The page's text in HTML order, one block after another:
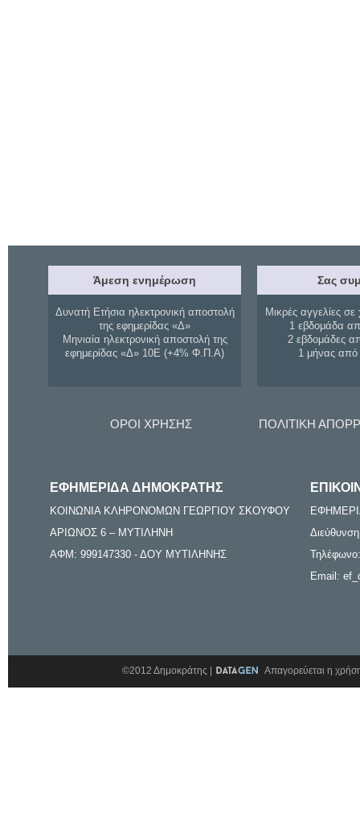
Άμεση ενημέρωση
Δυνατή Ετήσια ηλεκτρονική αποστολή
της εφημερίδας «Δ»
Μηνιαία ηλεκτρονική αποστολή της
εφημερίδας «Δ» 10Ε (+4% Φ.Π.Α)
Σας
Μικρές αγγελίες σε
1 εβδομάδα
2 εβδομάδες
1 μήνας
ΟΡΟΙ ΧΡΗΣΗΣ ΠΟΛΙΤΙΚΗ
ΕΦΗΜΕΡΙΔΑ ΔΗΜΟΚΡΑΤΗΣ
ΚΟΙΝΩΝΙΑ ΚΛΗΡΟΝΟΜΩΝ ΓΕΩΡΓΙΟΥ ΣΚΟΥΦΟΥ
ΑΡΙΩΝΟΣ 6 – ΜΥΤΙΛΗΝΗ
ΑΦΜ: 999147330 - ΔΟΥ ΜΥΤΙΛΗΝΗΣ
Email:
©2012 Δημοκράτης | Απαγορεύεται η